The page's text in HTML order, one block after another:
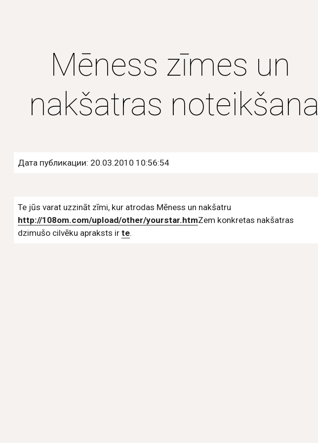
Mēness zīmes un
nakšatras noteikšana
Дата публикации: 20.03.2010 10:56:54
http://108om.com/upload/other/yourstar.htmZem konkretas nakšatras
dzimušo cilvēku apraksts ir te.